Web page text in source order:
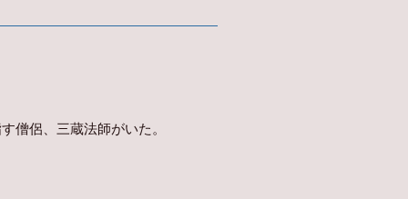
僧侶、三蔵法師がいた。